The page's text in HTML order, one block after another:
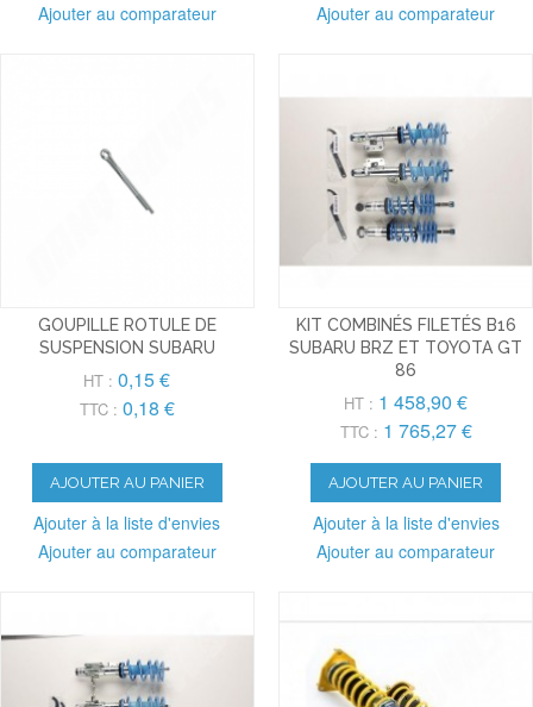
Ajouter au comparateur
Ajouter au comparateur
GOUPILLE ROTULE DE
SUSPENSION SUBARU
HT : 0,15 €
TTC : 0,18 €
AJOUTER AU PANIER
Ajouter à la liste d'envies
Ajouter au comparateur
KIT COMBINÉS FILETÉS B16
SUBARU BRZ ET TOYOTA GT
86
HT : 1 458,90 €
TTC : 1 765,27 €
AJOUTER AU PANIER
Ajouter à la liste d'envies
Ajouter au comparateur